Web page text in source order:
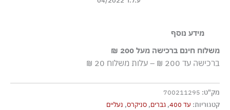
מידע נוסף
Lace-up Vulcanised rubber sole and toe cap Pull tab
משלוח חינם ברכישה מעל 200 ₪
ברכישה עד 200 ₪ – עלות משלוח 20 ₪
מק"ט: 700211295
קטגוריות: עד 400 , גברים, סניקרס, נעליים